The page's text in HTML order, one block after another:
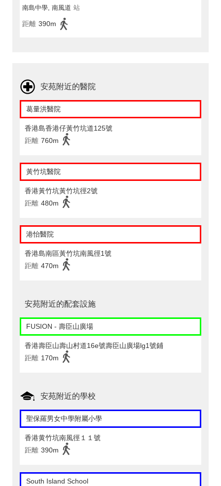
南島中學, 南風道 站
距離 390m
安苑附近的醫院
葛量洪醫院
香港島香港仔黃竹坑道125號
距離 760m
黃竹坑醫院
香港黃竹坑黃竹坑徑2號
距離 480m
港怡醫院
香港島南區黃竹坑南風徑1號
距離 470m
安苑附近的配套設施
FUSION - 壽臣山廣場
香港壽臣山壽山村道16e號壽臣山廣場lg1號鋪
距離 170m
安苑附近的學校
聖保羅男女中學附屬小學
香港黄竹坑南風徑１１號
距離 390m
South Island School